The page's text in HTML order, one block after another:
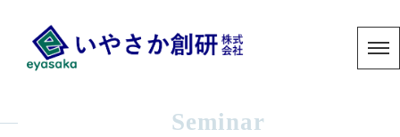
Seminar